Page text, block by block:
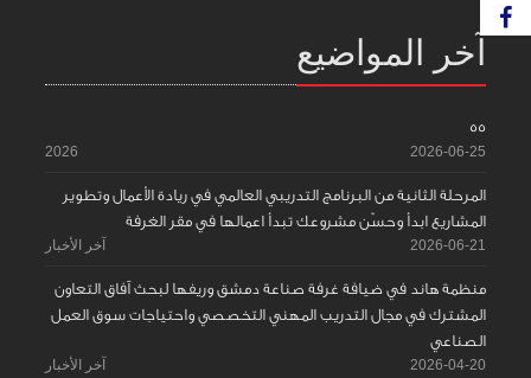
آخر المواضيع
55
2026-06-25
2026
المرحلة الثانية من البرنامج التدريبي العالمي في ريادة الأعمال وتطوير
المشاريع ابدأ وحسّن مشروعك تبدأ اعمالها في مقر الغرفة
2026-06-21 آخر الأخبار
منظمة هاند في ضيافة غرفة صناعة دمشق وريفها لبحث آفاق التعاون
المشترك في مجال التدريب المهني التخصصي واحتياجات سوق العمل
الصناعي
2026-04-20 آخر الأخبار